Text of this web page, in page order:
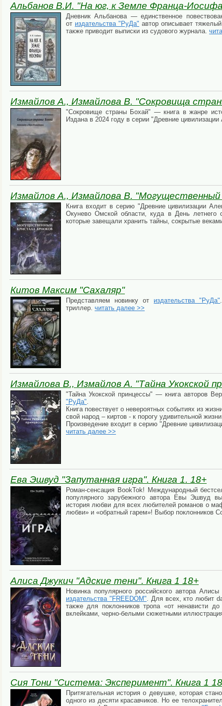
Альбанов В.И. "На юг, к Земле Франца-
Дневник Альбанова — единственное
от издательства "РуДа" автор описывает
также приводит выписки из судового журнала.
Измайлов А., Измайлова В. "Сокровища
"Сокровище страны Бохай" — книга в жанре
Издана в 2024 году в серии "Древние
Измайлов А., Измайлова В. "Могущественный
Книга входит в серию "Древние цивилизации
Окунево Омской области, куда в День летнего
которые завещали хранить тайны, сокрытые
Китов Максим "Сахаляр"
Представляем новинку от издательства "РуДа"
триллер. читать далее >>
Измайлова В., Измайлов А. "Тайна Укокской
"Тайна Укокской принцессы" — книга авторов
"РуДа".
Книга повествует о невероятных событиях из
свой народ – киртов - к порогу удивительной
Произведение входит в серию "Древние
читать далее >>
Ева Эшвуд "Запутанная игра". Книга 1. 18+
Роман-сенсация BookTok! Международный
популярного зарубежного автора Евы Эшвуд
история любви для всех любителей романов о
любви» и «обратный гарем»! Выбор
Алиса Джукич "Адские тени". Книга 1 18+
Новинка популярного российского автора
издательства "FREEDOM". Для всех, кто любит
также для поклонников тропа «от ненависти
вклейками, черно-белыми сюжетными
Сия Тони "Система: Эксперимент". Книга 1
Притягательная история о девушке, которая
одного из десяти красавчиков. Но ее